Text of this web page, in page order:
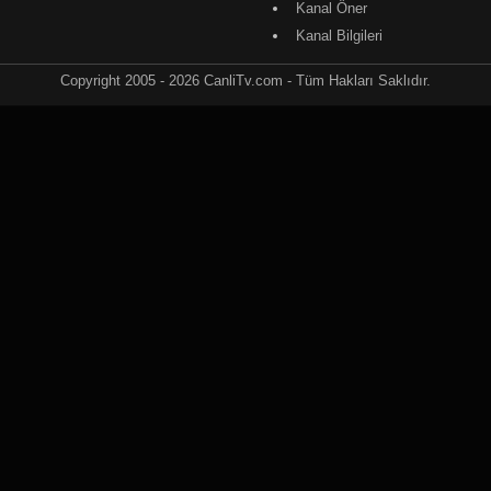
Kanal Öner
Kanal Bilgileri
Copyright 2005 - 2026 CanliTv.com - Tüm Hakları Saklıdır.